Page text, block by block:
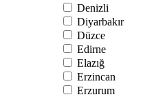
Denizli
Diyarbakır
Düzce
Edirne
Elazığ
Erzincan
Erzurum